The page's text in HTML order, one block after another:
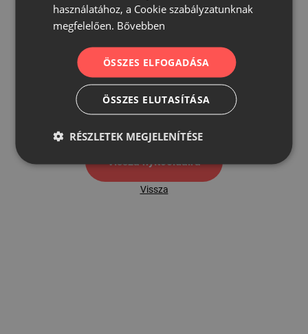
500
Vissza nyítóoldalra
Vissza
használatához, a Cookie szabályzatunknak
megfelelően. Bővebben
ÖSSZES ELFOGADÁSA
ÖSSZES ELUTASÍTÁSA
RÉSZLETEK MEGJELENÍTÉSE